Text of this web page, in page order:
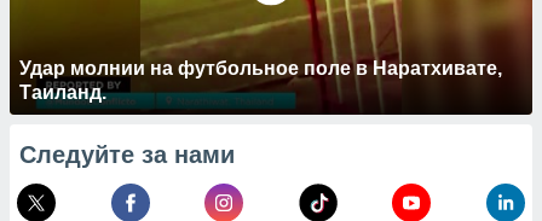
Удар молнии на футбольное поле в Наратхивате,
Таиланд.
Следуйте за нами